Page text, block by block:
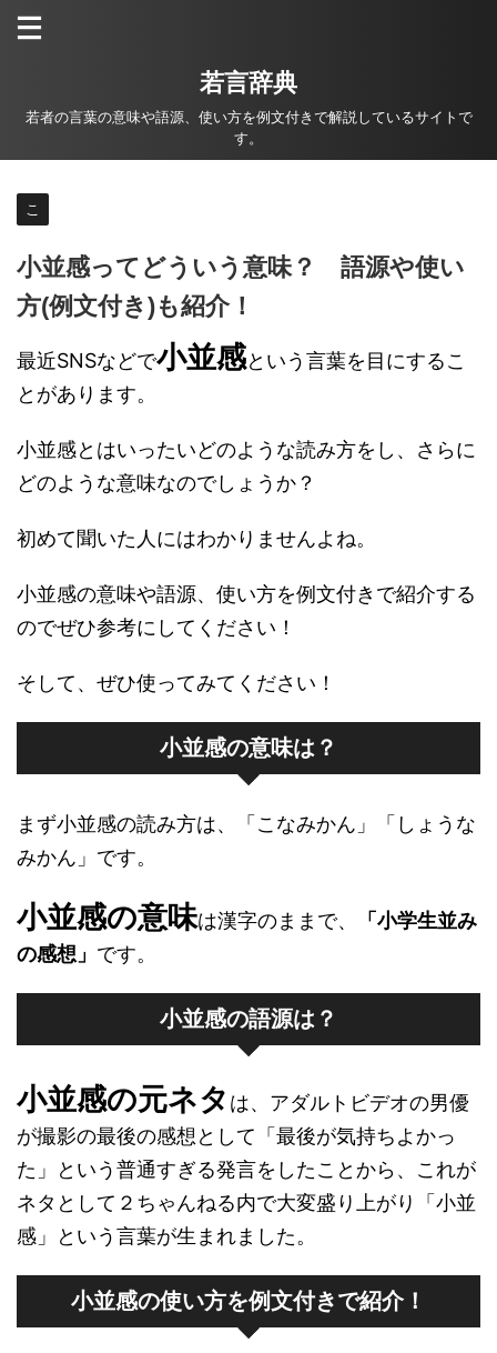
若言辞典
若者の言葉の意味や語源、使い方を例文付きで解説しているサイトで
す。
こ
小並感ってどういう意味？ 語源や使い
方(例文付き)も紹介！
最近SNSなどで小並感という言葉を目にするこ
とがあります。
小並感とはいったいどのような読み方をし、さらに
どのような意味なのでしょうか？
初めて聞いた人にはわかりませんよね。
小並感の意味や語源、使い方を例文付きで紹介する
のでぜひ参考にしてください！
そして、ぜひ使ってみてください！
小並感の意味は？
まず小並感の読み方は、「こなみかん」「しょうな
みかん」です。
小並感の意味は漢字のままで、
「小学生並み
の感想」 です。
小並感の語源は？
小並感の元ネタ は、アダルトビデオの男優
が撮影の最後の感想として「最後が気持ちよかっ
た」という普通すぎる発言をしたことから、これが
ネタとして２ちゃんねる内で大変盛り上がり「小並
感」という言葉が生まれました。
小並感の使い方を例文付きで紹介！